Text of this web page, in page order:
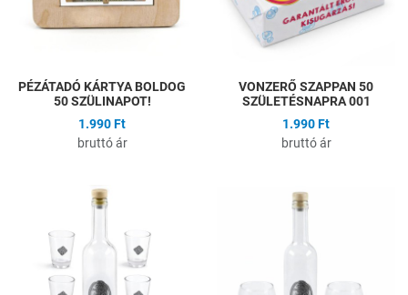
PÉZÁTADÓ KÁRTYA BOLDOG
50 SZÜLINAPOT!
1.990 Ft
bruttó ár
VONZERŐ SZAPPAN 50
SZÜLETÉSNAPRA 001
1.990 Ft
bruttó ár
Hozzáadás a kívánságlistához